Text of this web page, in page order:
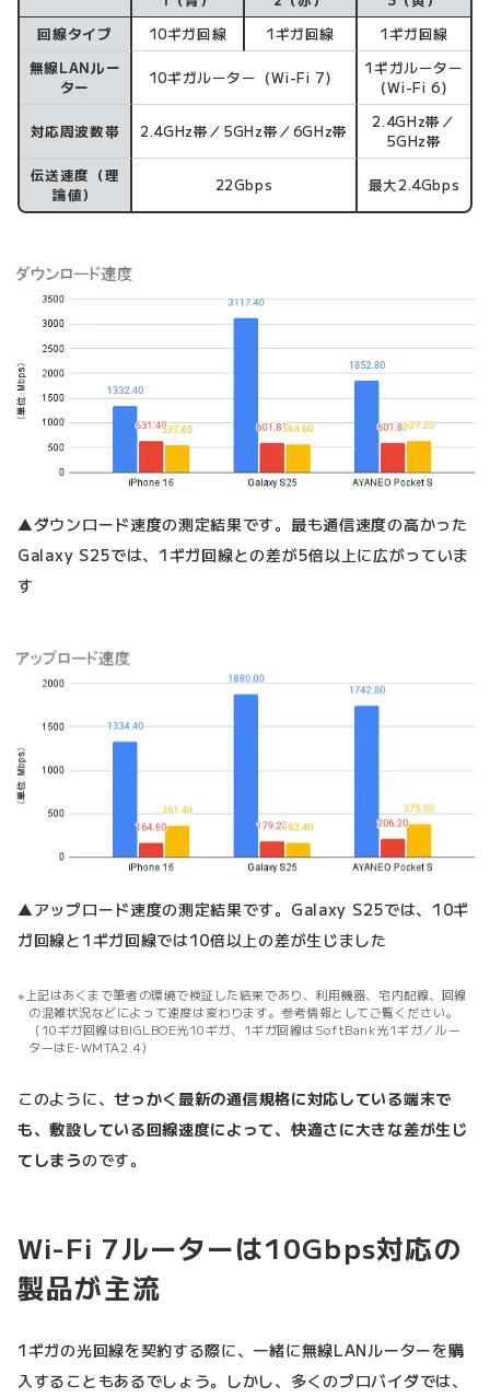
回線タイプ
10ギガ回線 1ギガ回線
1ギガ回線
無線LANルー
ター
10ギガルーター（Wi-Fi 7）
1ギガルーター
（Wi-Fi 6）
対応周波数帯 2.4GHz帯／5GHz帯／6GHz帯
2.4GHz帯／
5GHz帯
伝送速度（理
論値）
22Gbps 最大2.4Gbps
▲ダウンロード速度の測定結果です。最も通信速度の高かった
Galaxy S25では、1ギガ回線との差が5倍以上に広がっていま
す
▲アップロード速度の測定結果です。Galaxy S25では、10ギ
ガ回線と1ギガ回線では10倍以上の差が生じました
上記はあくまで筆者の環境で検証した結果であり、利用機器、宅内配線、回線
の混雑状況などによって速度は変わります。参考情報としてご覧ください。
（10ギガ回線はBIGLBOE光10ギガ、1ギガ回線はSoftBank光1ギガ／ルー
ターはE-WMTA2.4）
このように、せっかく最新の通信規格に対応している端末で
も、敷設している回線速度によって、快適さに大きな差が生じ
てしまうのです。
Wi-Fi 7ルーターは10Gbps対応の
製品が主流
1ギガの光回線を契約する際に、一緒に無線LANルーターを購
入することもあるでしょう。しかし、多くのプロバイダでは、